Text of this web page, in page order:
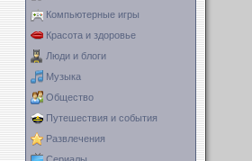
Компьютерные игры
Красота и здоровье
Люди и блоги
Музыка
Общество
Путешествия и события
Развлечения